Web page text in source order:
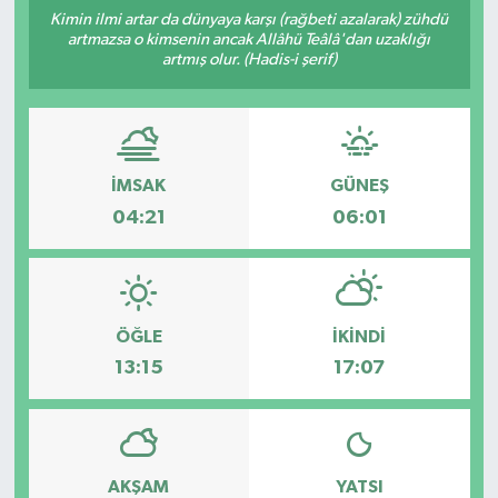
Kimin ilmi artar da dünyaya karşı (rağbeti azalarak) zühdü
artmazsa o kimsenin ancak Allâhü Teâlâ'dan uzaklığı
artmış olur. (Hadis-i şerif)
İMSAK
04:21
GÜNEŞ
06:01
ÖĞLE
13:15
İKINDI
17:07
AKŞAM YATSI